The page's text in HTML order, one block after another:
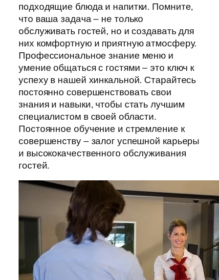
подходящие блюда и напитки. Помните,
что ваша задача – не только
обслуживать гостей, но и создавать для
них комфортную и приятную атмосферу.
Профессиональное знание меню и
умение общаться с гостями – это ключ к
успеху в нашей хинкальной. Старайтесь
постоянно совершенствовать свои
знания и навыки, чтобы стать лучшим
специалистом в своей области.
Постоянное обучение и стремление к
совершенству – залог успешной карьеры
и высококачественного обслуживания
гостей.